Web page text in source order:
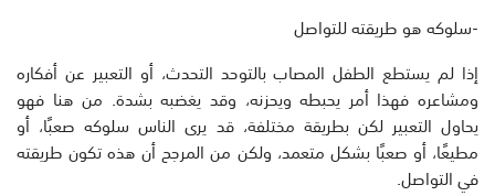
-سلوكه هو طريقته للتواصل
إذا لم يستطع الطفل المصاب بالتوحد التحدث، أو التعبير عن أفكاره
ومشاعره فهذا أمر يحبطه ويحزنه، وقد يغضبه بشدة. من هنا فهو
يحاول التعبير لكن بطريقة مختلفة، قد يرى الناس سلوكه صعبًا، أو
مطيعًا، أو صعبًا بشكل متعمد، ولكن من المرجح أن هذه تكون طريقته
في التواصل.